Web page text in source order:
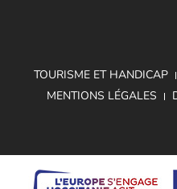
TOURISME ET HANDICAP
MENTIONS LÉGALES